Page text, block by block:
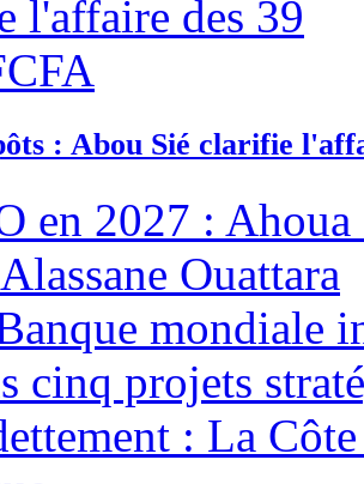
: Abou Sié clarifie
en 2027 :
Ouattara
mondiale
cinq projets
: La